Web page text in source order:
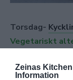
Zeinas
Information
Torsdag-
Vegetariskt